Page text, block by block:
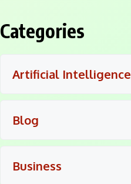
Categories
Artificial Intelligence
Blog
Business